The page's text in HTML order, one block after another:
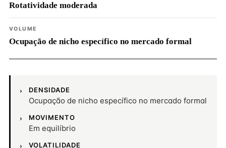
Rotatividade moderada
VOLUME
Ocupação de nicho específico no mercado formal
DENSIDADE
Ocupação de nicho específico no mercado formal
MOVIMENTO
Em equilíbrio
VOLATILIDADE